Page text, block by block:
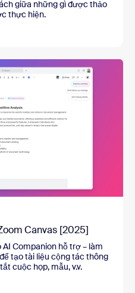
giữa những gì được thảo
thực hiện.
Canvas [2025]
AI Companion hỗ trợ– làm
tạo tài liệu cộng tác thông
cuộc họp, mẫu, v.v.